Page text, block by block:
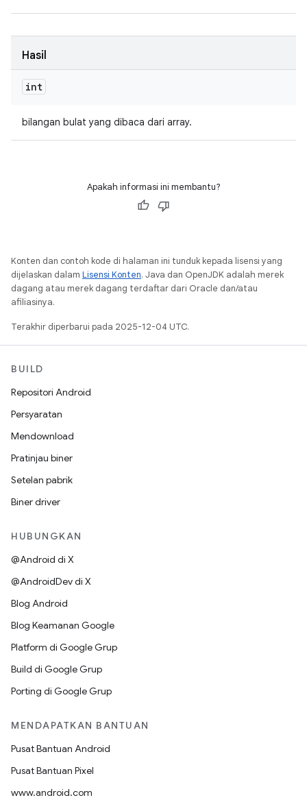
Hasil
int
bilangan bulat yang dibaca dari array.
Apakah informasi ini membantu?
Konten dan contoh kode di halaman ini tunduk kepada lisensi yang
dijelaskan dalam Lisensi Konten. Java dan OpenJDK adalah merek
dagang atau merek dagang terdaftar dari Oracle dan/atau
afiliasinya.
Terakhir diperbarui pada 2025-12-04 UTC.
BUILD
Repositori Android
Persyaratan
Mendownload
Pratinjau biner
Setelan pabrik
Biner driver
HUBUNGKAN
@Android di X
@AndroidDev di X
Blog Android
Blog Keamanan Google
Platform di Google Grup
Build di Google Grup
Porting di Google Grup
MENDAPATKAN BANTUAN
Pusat Bantuan Android
Pusat Bantuan Pixel
www.android.com